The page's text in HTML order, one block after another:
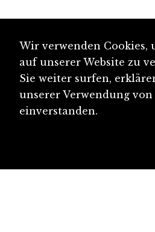
Wir verwenden Cookies,
auf unserer Website zu
Sie weiter surfen,
unserer Verwendung von
einverstanden.